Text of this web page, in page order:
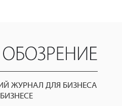
ЖУРНАЛ ДЛЯ БИЗНЕСА